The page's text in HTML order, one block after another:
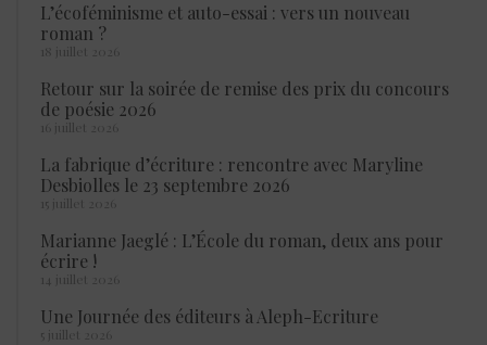
L’écoféminisme et auto-essai : vers un nouveau
roman ?
18 juillet 2026
Retour sur la soirée de remise des prix du concours
de poésie 2026
16 juillet 2026
La fabrique d’écriture : rencontre avec Maryline
Desbiolles le 23 septembre 2026
15 juillet 2026
Marianne Jaeglé : L’École du roman, deux ans pour
écrire !
14 juillet 2026
Une Journée des éditeurs à Aleph-Ecriture
5 juillet 2026